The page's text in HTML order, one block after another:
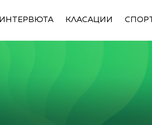
ИНТЕРВЮТА КЛАСАЦИИ